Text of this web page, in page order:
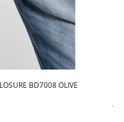
BD7008 OLIVE